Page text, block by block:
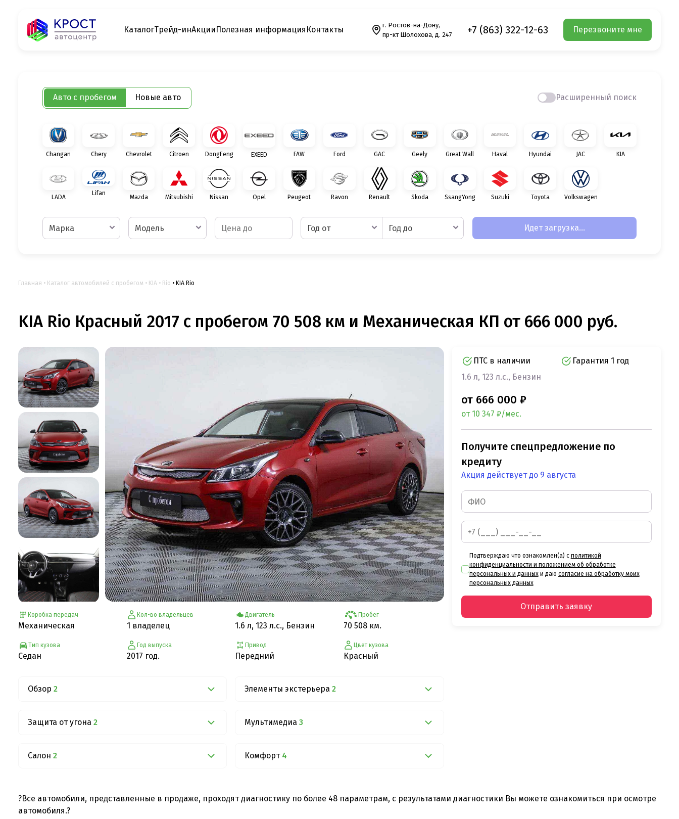
КаталогТрейд-инАкцииПолезная информация Контакты
г. Ростов-на-Дону,
пр-кт Шолохова, д. 247
+7 (863) 322-12-63 Перезвоните мне
Авто с пробегом Новые авто Расширенный поиск
Changan Chery Chevrolet Citroen DongFeng EXEED FAW Ford GAC Geely Great Wall Haval Hyundai JAC KIA
LADA
Lifan
Mazda Mitsubishi Nissan Opel Peugeot Ravon Renault Skoda SsangYong Suzuki Toyota Volkswagen
Марка Модель Год от Год до Идет загрузка...
Главная Каталог автомобилей с пробегом KIA Rio KIA Rio
KIA Rio Красный 2017 с пробегом 70 508 км и Механическая КП от 666 000 руб.
Коробка передач
Механическая
Тип кузова
Седан
Кол-во владельцев
1 владелец
Год выпуска
2017 год.
Двигатель
1.6 л, 123 л.с., Бензин
Привод
Передний
Пробег
70 508 км.
Цвет кузова
Красный
Обзор 2 Элементы экстерьера 2
Защита от угона 2 Мультимедиа 3
Салон 2 Комфорт 4
ПТС в наличии
Гарантия 1 год
1.6 л, 123 л.с., Бензин
от 666 000 ₽
от 10 347 ₽/мес.
Получите спецпредложение по
кредиту
Акция действует до 9 августа
Подтверждаю что ознакомлен(а) с политикой
конфиденциальности и положением об обработке
персональных и данныхи даю согласие на обработку моих
персональных данных
Отправить заявку
?Все автомобили, представленные в продаже, проходят диагностику по более 48 параметрам, с результатами диагностики Вы можете ознакомиться при осмотре
автомобиля.?